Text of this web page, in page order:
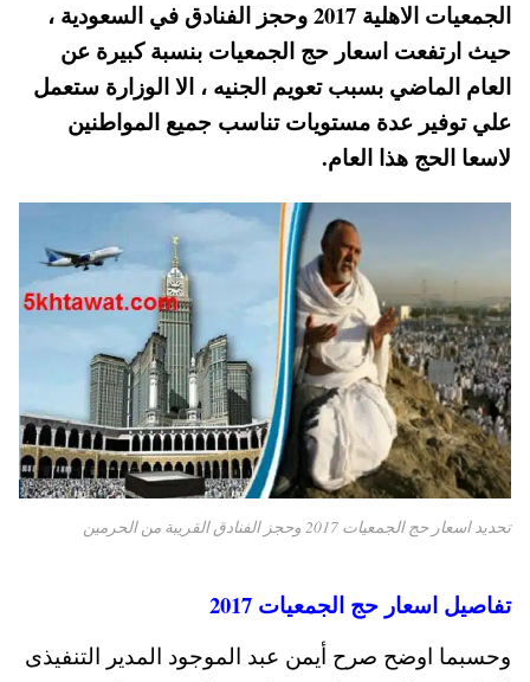
ok
r
es
t
A
pp
الجمعيات الاهلية 2017 وحجز الفنادق في السعودية ،
حيث ارتفعت اسعار حج الجمعيات بنسبة كبيرة عن
العام الماضي بسبب تعويم الجنيه ، الا الوزارة ستعمل
علي توفير عدة مستويات تناسب جميع المواطنين
لاسعا الحج هذا العام.
تحديد اسعار حج الجمعيات 2017 وحجز الفنادق القريبة من الحرمين
تفاصيل اسعار حج الجمعيات 2017
وحسبما اوضح صرح أيمن عبد الموجود المدير التنفيذى